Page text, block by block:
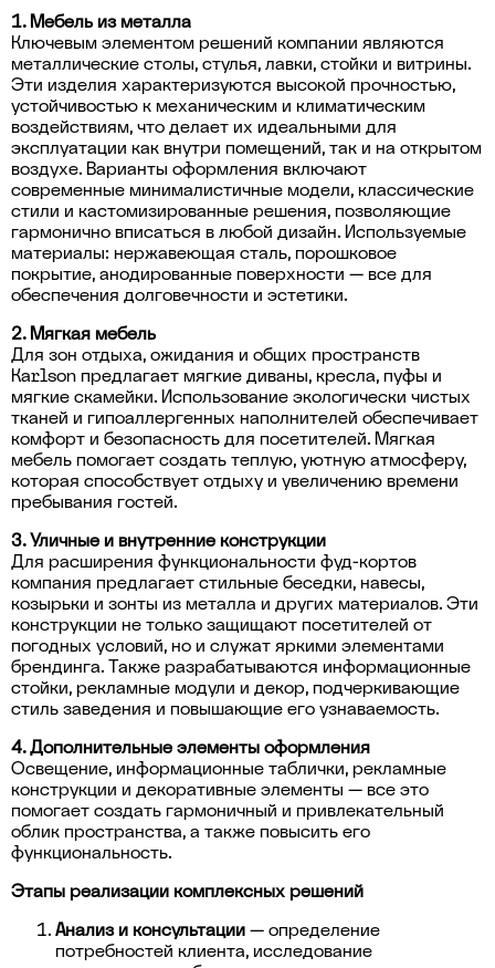
1. Мебель из металла
Ключевым элементом решений компании являются
металлические столы, стулья, лавки, стойки и витрины.
Эти изделия характеризуются высокой прочностью,
устойчивостью к механическим и климатическим
воздействиям, что делает их идеальными для
эксплуатации как внутри помещений, так и на открытом
воздухе. Варианты оформления включают
современные минималистичные модели, классические
стили и кастомизированные решения, позволяющие
гармонично вписаться в любой дизайн. Используемые
материалы: нержавеющая сталь, порошковое
покрытие, анодированные поверхности — все для
обеспечения долговечности и эстетики.
2. Мягкая мебель
Для зон отдыха, ожидания и общих пространств
Karlson предлагает мягкие диваны, кресла, пуфы и
мягкие скамейки. Использование экологически чистых
тканей и гипоаллергенных наполнителей обеспечивает
комфорт и безопасность для посетителей. Мягкая
мебель помогает создать теплую, уютную атмосферу,
которая способствует отдыху и увеличению времени
пребывания гостей.
3. Уличные и внутренние конструкции
Для расширения функциональности фуд-кортов
компания предлагает стильные беседки, навесы,
козырьки и зонты из металла и других материалов. Эти
конструкции не только защищают посетителей от
погодных условий, но и служат яркими элементами
брендинга. Также разрабатываются информационные
стойки, рекламные модули и декор, подчеркивающие
стиль заведения и повышающие его узнаваемость.
4. Дополнительные элементы оформления
Освещение, информационные таблички, рекламные
конструкции и декоративные элементы — все это
помогает создать гармоничный и привлекательный
облик пространства, а также повысить его
функциональность.
Этапы реализации комплексных решений
Анализ и консультации — определение
потребностей клиента, исследование